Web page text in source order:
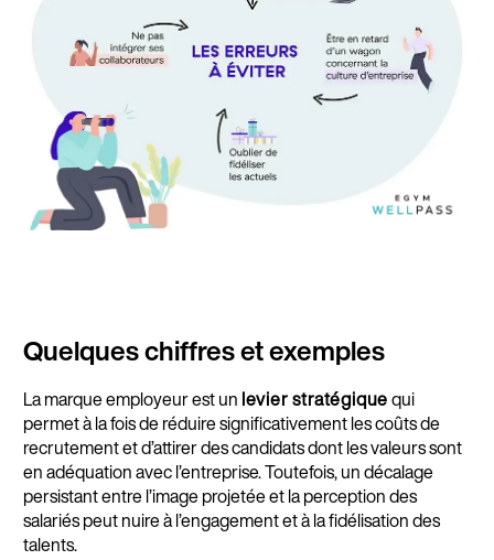
Quelques chiffres et exemples
La marque employeur est un levier stratégiquequi
permet à la fois de réduire significativement les coûts de
recrutement et d’attirer des candidats dont les valeurs sont
en adéquation avec l’entreprise. Toutefois, un décalage
persistant entre l’image projetée et la perception des
salariés peut nuire à l’engagement et à la fidélisation des
talents.